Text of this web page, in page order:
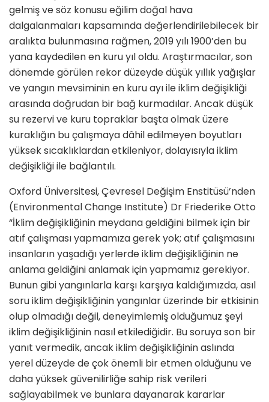
gelmiş ve söz konusu eğilim doğal hava
dalgalanmaları kapsamında değerlendirilebilecek bir
aralıkta bulunmasına rağmen, 2019 yılı 1900’den bu
yana kaydedilen en kuru yıl oldu. Araştırmacılar, son
dönemde görülen rekor düzeyde düşük yıllık yağışlar
ve yangın mevsiminin en kuru ayı ile iklim değişikliği
arasında doğrudan bir bağ kurmadılar. Ancak düşük
su rezervi ve kuru topraklar başta olmak üzere
kuraklığın bu çalışmaya dâhil edilmeyen boyutları
yüksek sıcaklıklardan etkileniyor, dolayısıyla iklim
değişikliği ile bağlantılı.
Oxford Üniversitesi, Çevresel Değişim Enstitüsü’nden
(Environmental Change Institute) Dr Friederike Otto
“İklim değişikliğinin meydana geldiğini bilmek için bir
atıf çalışması yapmamıza gerek yok; atıf çalışmasını
insanların yaşadığı yerlerde iklim değişikliğinin ne
anlama geldiğini anlamak için yapmamız gerekiyor.
Bunun gibi yangınlarla karşı karşıya kaldığımızda, asıl
soru iklim değişikliğinin yangınlar üzerinde bir etkisinin
olup olmadığı değil, deneyimlemiş olduğumuz şeyi
iklim değişikliğinin nasıl etkilediğidir. Bu soruya son bir
yanıt vermedik, ancak iklim değişikliğinin aslında
yerel düzeyde de çok önemli bir etmen olduğunu ve
daha yüksek güvenilirliğe sahip risk verileri
sağlayabilmek ve bunlara dayanarak kararlar